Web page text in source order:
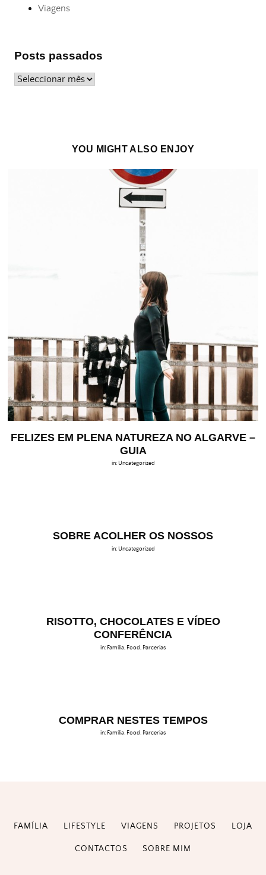
Viagens
Posts passados
Posts
YOU MIGHT ALSO ENJOY
FELIZES EM PLENA NATUREZA NO ALGARVE –
GUIA
in: Uncategorized
SOBRE ACOLHER OS NOSSOS
in: Uncategorized
RISOTTO, CHOCOLATES E VÍDEO
CONFERÊNCIA
in: Família Food Parcerias
COMPRAR NESTES TEMPOS
in: Família Food Parcerias
FAMÍLIA LIFESTYLE VIAGENS PROJETOS LOJA
CONTACTOS SOBRE MIM